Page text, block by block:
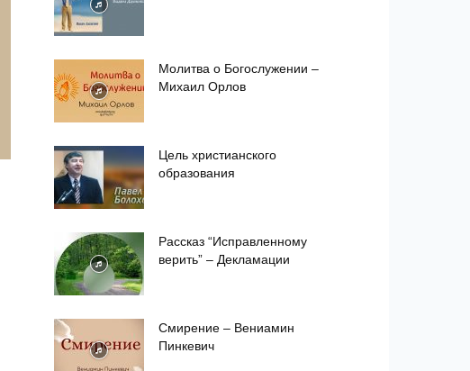
Молитва о Богослужении –
Михаил Орлов
Цель христианского
образования
Рассказ “Исправленному
верить” – Декламации
Смирение – Вениамин
Пинкевич